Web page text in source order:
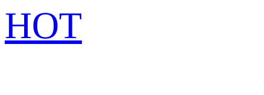
HOT